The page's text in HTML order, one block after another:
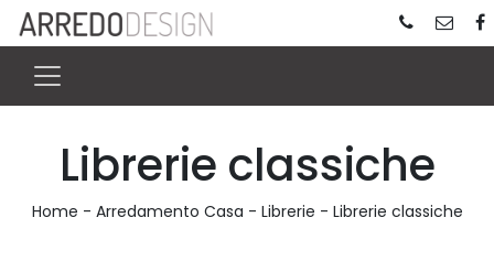
Librerie classiche
Home - Arredamento Casa - Librerie - Librerie classiche